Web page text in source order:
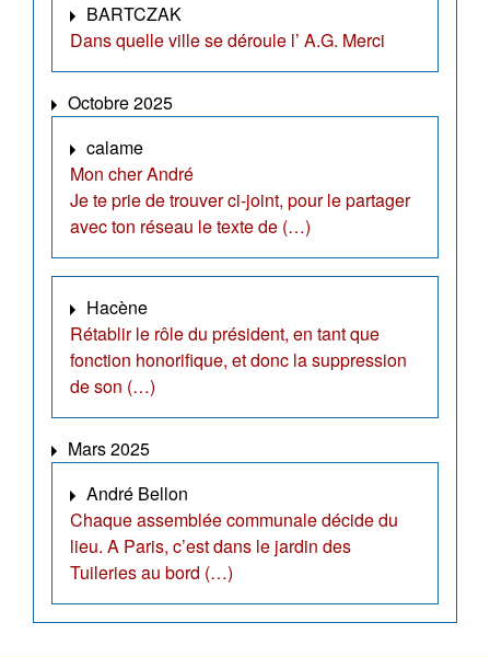
BARTCZAK
Dans quelle ville se déroule l’ A.G. Merci
Octobre 2025
calame
Mon cher André
Je te prie de trouver ci-joint, pour le partager
avec ton réseau le texte de (…)
Hacène
Rétablir le rôle du président, en tant que
fonction honorifique, et donc la suppression
de son (…)
Mars 2025
André Bellon
Chaque assemblée communale décide du
lieu. A Paris, c’est dans le jardin des
Tuileries au bord (…)